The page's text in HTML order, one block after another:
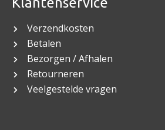
Verzendkosten
Betalen
Bezorgen / Afhalen
Retourneren
Veelgestelde vragen